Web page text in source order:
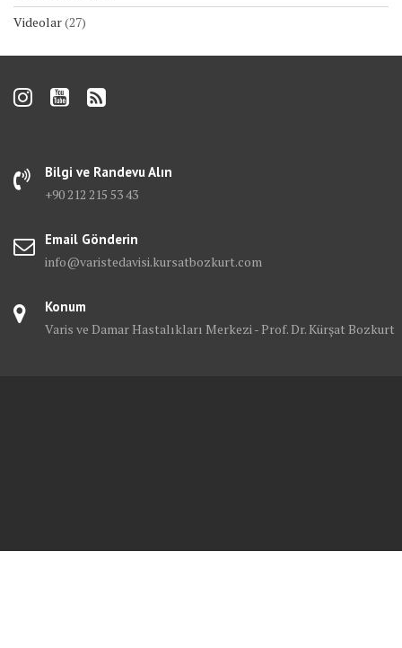
Videolar(27)
Bilgi ve Randevu Alın
+90 212 215 53 43
Email Gönderin
info@varistedavisi.kursatbozkurt.com
Konum
Varis ve Damar Hastalıkları Merkezi - Prof. Dr. Kürşat Bozkurt